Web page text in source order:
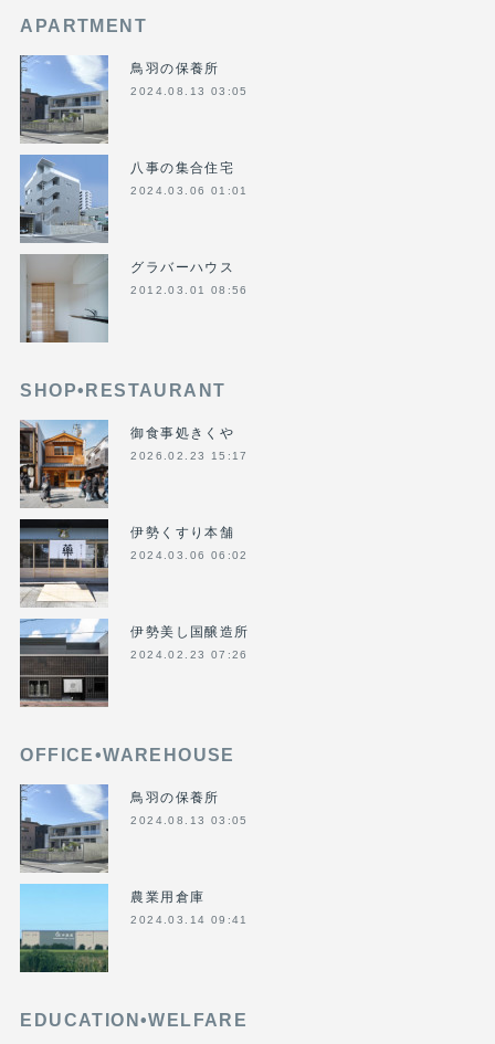
APARTMENT
鳥羽の保養所
2024.08.13 03:05
八事の集合住宅
2024.03.06 01:01
グラバーハウス
2012.03.01 08:56
SHOP•RESTAURANT
御食事処きくや
2026.02.23 15:17
伊勢くすり本舗
2024.03.06 06:02
伊勢美し国醸造所
2024.02.23 07:26
OFFICE•WAREHOUSE
鳥羽の保養所
2024.08.13 03:05
農業用倉庫
2024.03.14 09:41
EDUCATION•WELFARE